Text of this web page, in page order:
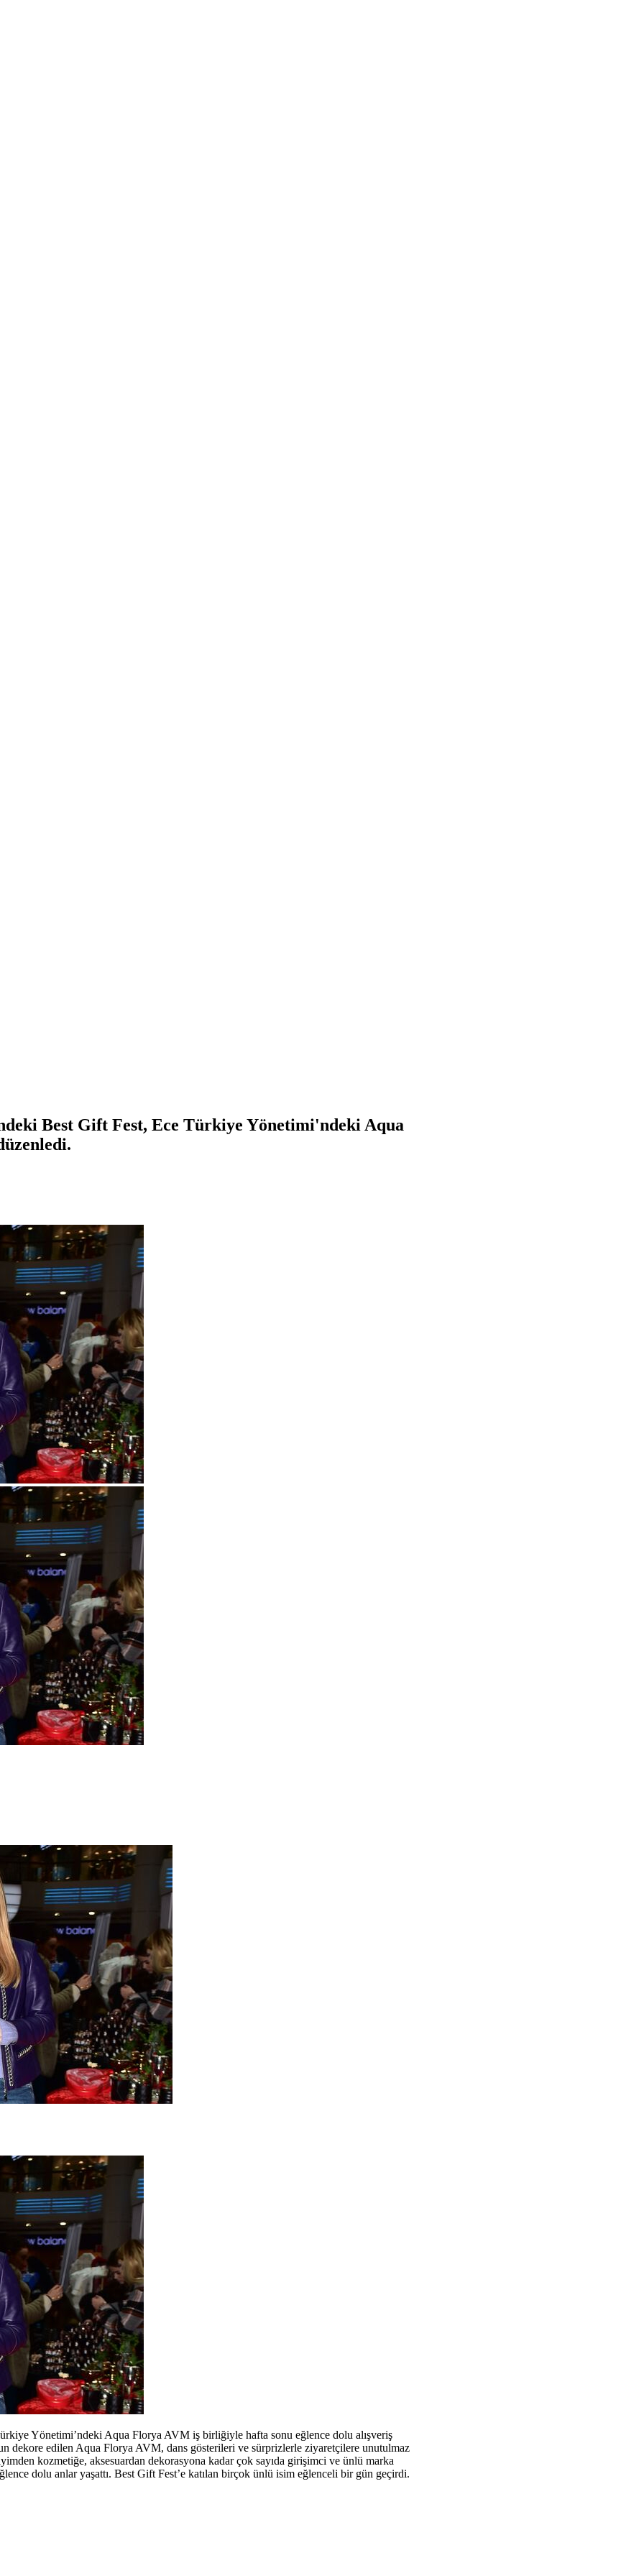
Best Gift Fest, Ece Türkiye Yönetimi'ndeki Aqua
Yönetimi’ndeki Aqua Florya AVM iş birliğiyle hafta sonu eğlence dolu alışveriş
dekore edilen Aqua Florya AVM, dans gösterileri ve sürprizlerle ziyaretçilere unutulmaz
kozmetiğe, aksesuardan dekorasyona kadar çok sayıda girişimci ve ünlü marka
dolu anlar yaşattı. Best Gift Fest’e katılan birçok ünlü isim eğlenceli bir gün geçirdi.